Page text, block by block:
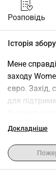
Розповідь
Історія
Мене
заходу
євро. Захід,
для
внесок, щоб
Докладніше